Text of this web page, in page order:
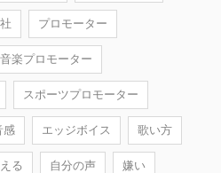
プロモーター
音楽プロモーター
スポーツプロモーター
感 エッジボイス 歌い方
る 自分の声 嫌い